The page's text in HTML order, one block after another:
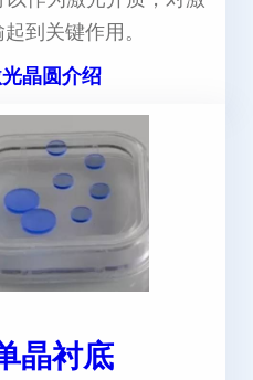
到关键作用。
晶圆介绍
晶衬底